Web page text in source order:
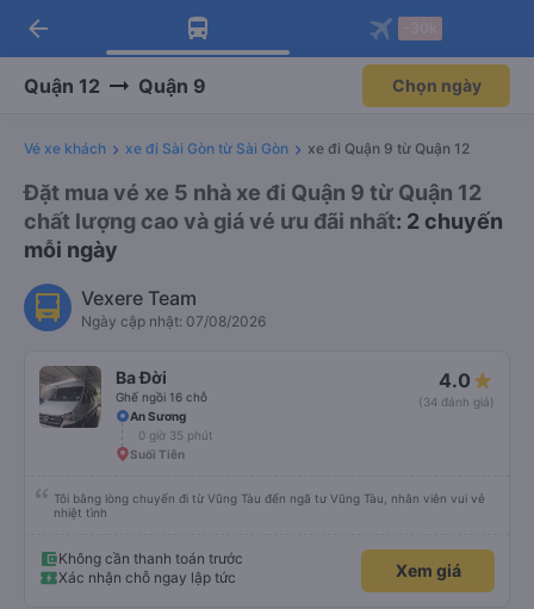
Tải app Vexere ngay!
Nhận ưu đãi thành viên độc
Mở app
Tải app Vexere
-30k/ghế khi đặt vé máy bay qua
Mở app
arrow_back
Quận 12 Quận 9 Chọn ngày
Vé xe khách xe đi Sài Gòn từ Sài Gòn xe đi Quận 9 từ Quận 12
Đặt mua vé xe 5 nhà xe đi Quận 9 từ Quận 12
chất lượng cao và giá vé ưu đãi nhất: 2 chuyến
mỗi ngày
Vexere Team
Ngày cập nhật: 07/08/2026
Ba Đời
Ghế ngồi 16 chỗ
4.0
(34 đánh giá)
An Sương
0 giờ 35 phút
Suối Tiên
Tôi bằng lòng chuyến đi từ Vũng Tàu đến ngã tư Vũng Tàu, nhân viên vui vẻ
nhiệt tình
Không cần thanh toán trước
Xác nhận chỗ ngay lập tức
Xem giá